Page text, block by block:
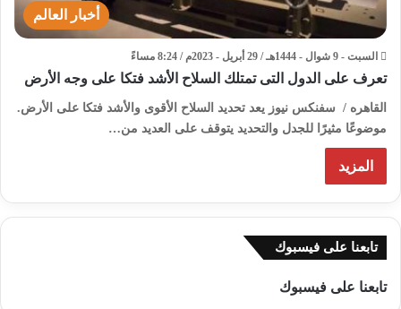
أخبار العالم
السبت - 9 شوال - 1444هـ / 29 أبريل - 2023م / 8:24 مساءً
تعرف على الدول التى تمتلك السلاح الأشد فتكا على وجه الأرض
القاهره / سفنكس نيوز يعد تحديد السلاح الأقوى والأشد فتكا على الأرض.
موضوعًا مثيرًا للجدل والتحديد يتوقف على العديد من…
المزيد
تابعنا على فيسبوك
تابعنا على فيسبوك